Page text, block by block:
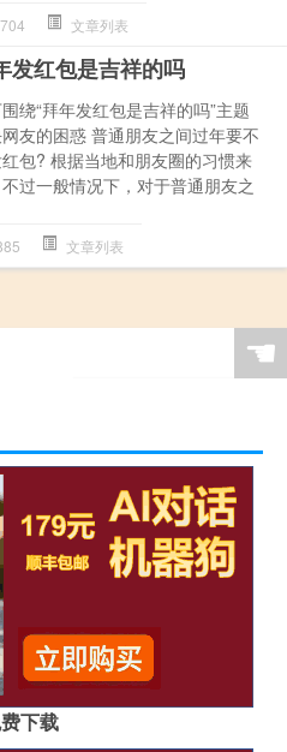
704 文章列表
发红包是吉祥的吗
绕“拜年发红包是吉祥的吗”主题
友的困惑 普通朋友之间过年要不
包? 根据当地和朋友圈的习惯来
过一般情况下，对于普通朋友之
文章列表
☚
下载